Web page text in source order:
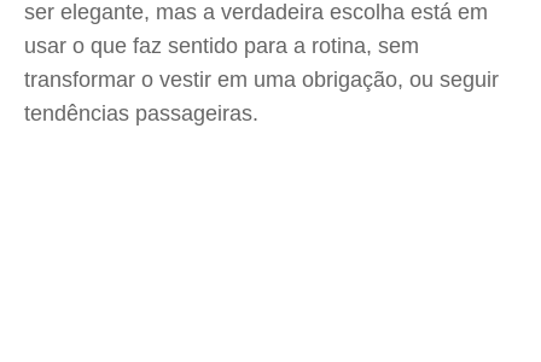
ser elegante, mas a verdadeira escolha está em
usar o que faz sentido para a rotina, sem
transformar o vestir em uma obrigação, ou seguir
tendências passageiras.